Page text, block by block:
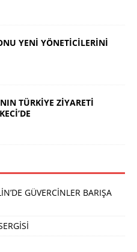
YENİ YÖNETİCİLERİNİ
TÜRKİYE ZİYARETİ
GÜVERCİNLER BARIŞA